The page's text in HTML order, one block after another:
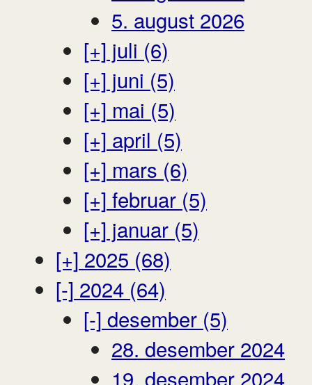
5. august 2026
[+] juli (6)
[+] juni (5)
[+] mai (5)
[+] april (5)
[+] mars (6)
[+] februar (5)
[+] januar (5)
[+] 2025 (68)
[-] 2024 (64)
[-] desember (5)
28. desember 2024
19. desember 2024